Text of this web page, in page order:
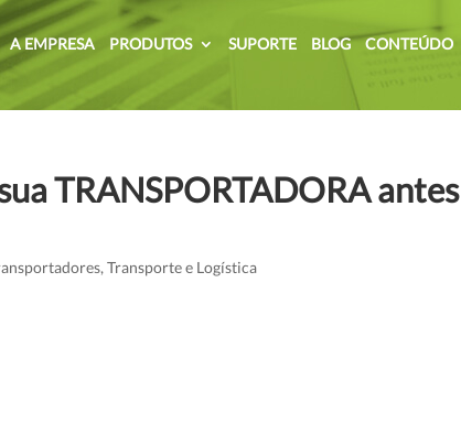
A EMPRESA PRODUTOS SUPORTE BLOG CONTEÚDO
TRANSPORTADORA antes
,Transporte e Logística